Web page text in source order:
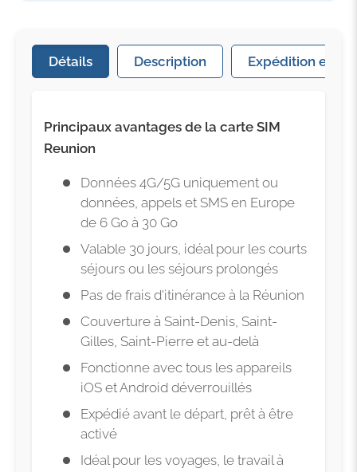
Détails Description Expédition et
Principaux avantages de la carte SIM
Reunion
Données 4G/5G uniquement ou
données, appels et SMS en Europe
de 6 Go à 30 Go
Valable 30 jours, idéal pour les courts
séjours ou les séjours prolongés
Pas de frais d'itinérance à la Réunion
Couverture à Saint-Denis, Saint-
Gilles, Saint-Pierre et au-delà
Fonctionne avec tous les appareils
iOS et Android déverrouillés
Expédié avant le départ, prêt à être
activé
Idéal pour les voyages, le travail à